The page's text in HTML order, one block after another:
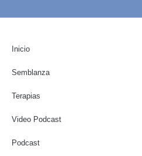
Inicio
Semblanza
Terapias
Video Podcast
Podcast